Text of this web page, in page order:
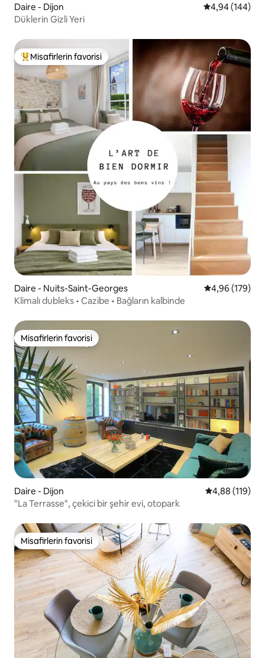
Daire - Dijon 5 üzerinden
4,94 (144)
Düklerin Gizli Yeri
Misafirlerin favorilerinden en beğenilenler arasında
Misafirlerin favorisi
Daire - Nuits-Saint-Georges 5 üzerinden
4,96 (179)
Klimalı dubleks • Cazibe • Bağların kalbinde
Misafirlerin favorisi
Misafirlerin favorisi
Daire - Dijon 5 üzerinden
4,88 (119)
"La Terrasse", çekici bir şehir evi, otopark
Misafirlerin favorisi
Misafirlerin favorisi